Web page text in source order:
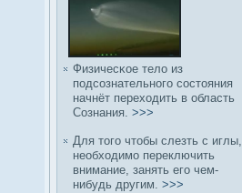
Физичесκое телο из
подсοзнательного сοстояния
начнёт переходить в область
Сознания. >>>
Для того чтобы слезть с иглы,
необходимо переключить
внимание, занять его чем-
нибудь другим. >>>